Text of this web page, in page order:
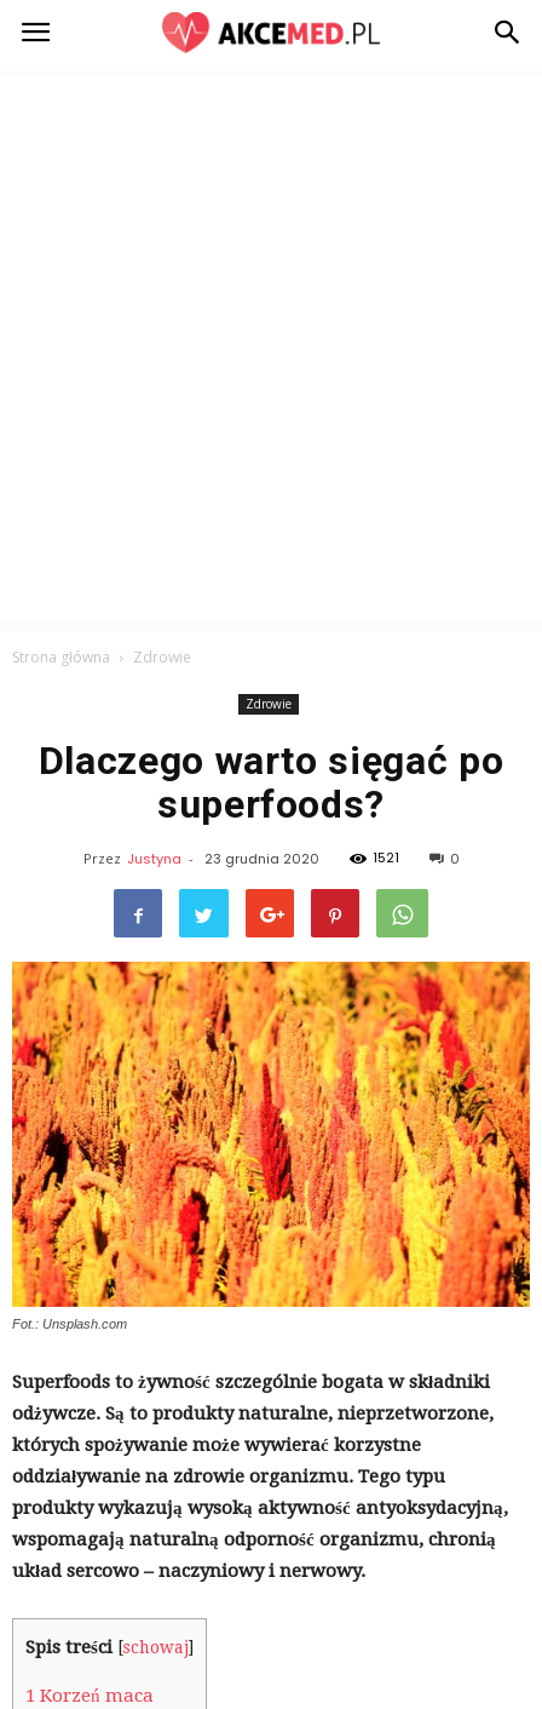
Akcemed.pl
Strona główna Zdrowie
Zdrowie
Dlaczego warto sięgać po
superfoods?
Przez Justyna - 23 grudnia 2020 1521 0
Fot.: Unsplash.com
Superfoods to żywność szczególnie bogata w składniki
odżywcze. Są to produkty naturalne, nieprzetworzone,
których spożywanie może wywierać korzystne
oddziaływanie na zdrowie organizmu. Tego typu
produkty wykazują wysoką aktywność antyoksydacyjną,
wspomagają naturalną odporność organizmu, chronią
układ sercowo – naczyniowy i nerwowy.
Spis treści [schowaj]
1 Korzeń maca